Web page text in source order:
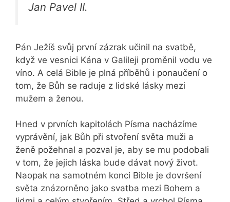
Jan Pavel II.
Pán Ježíš svůj první zázrak učinil na svatbě,
když ve vesnici Kána v Galileji proměnil vodu ve
víno. A celá Bible je plná příběhů i ponaučení o
tom, že Bůh se raduje z lidské lásky mezi
mužem a ženou.
Hned v prvních kapitolách Písma nacházíme
vyprávění, jak Bůh při stvoření světa muži a
ženě požehnal a pozval je, aby se mu podobali
v tom, že jejich láska bude dávat nový život.
Naopak na samotném konci Bible je dovršení
světa znázorněno jako svatba mezi Bohem a